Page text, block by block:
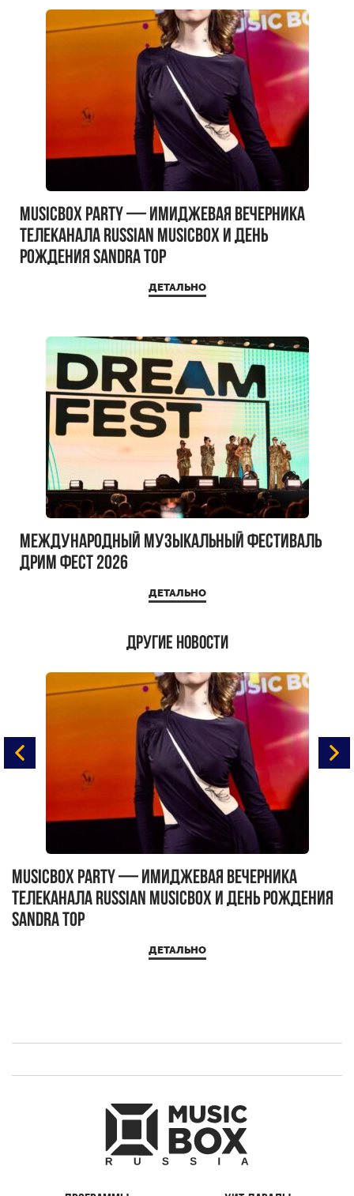
MUSICBOX PARTY — имиджевая вечерника
телеканала RUSSIAN MUSICBOX и день
рождения Sandra Top
ДЕТАЛЬНО
Международный музыкальный фестиваль
ДРИМ ФЕСТ 2026
ДЕТАЛЬНО
Другие новости
MUSICBOX PARTY — имиджевая вечерника
телеканала RUSSIAN MUSICBOX и день рождения
Sandra Top
ДЕТАЛЬНО